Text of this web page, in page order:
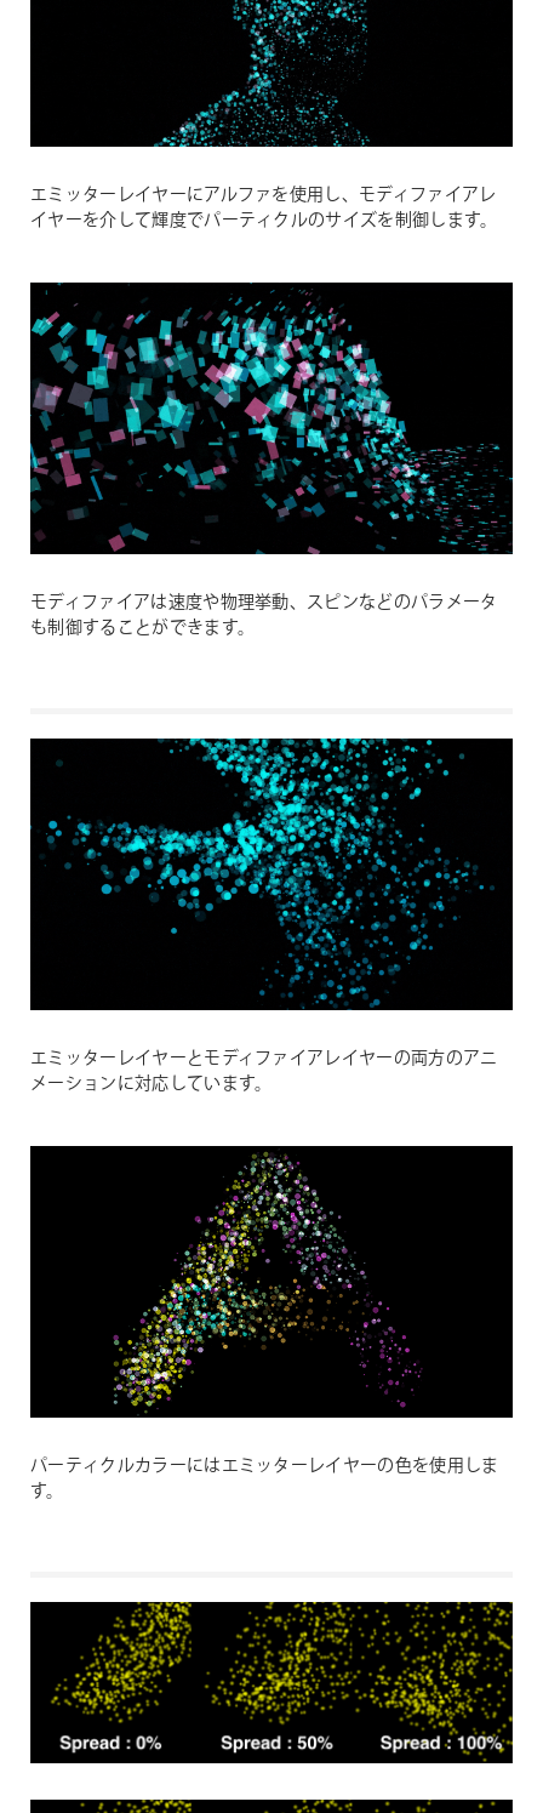
エミッターレイヤーにアルファを使用し、モディファイアレ
イヤーを介して輝度でパーティクルのサイズを制御します。
モディファイアは速度や物理挙動、スピンなどのパラメータ
も制御することができます。
エミッターレイヤーとモディファイアレイヤーの両方のアニ
メーションに対応しています。
パーティクルカラーにはエミッターレイヤーの色を使用しま
す。